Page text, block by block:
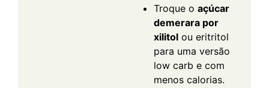
Troque o açúcar
demerara por
xilitol ou eritritol
para uma versão
low carb e com
menos calorias.